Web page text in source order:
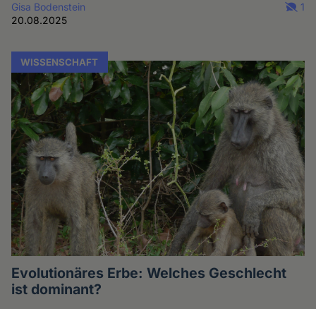
Gisa Bodenstein
20.08.2025
1
WISSENSCHAFT
Evolutionäres Erbe: Welches Geschlecht
ist dominant?